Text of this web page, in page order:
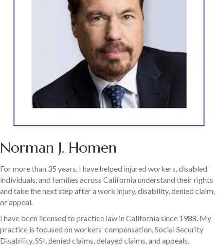
Norman J. Homen
For more than 35 years, I have helped injured workers, disabled
individuals, and families across California understand their rights
and take the next step after a work injury, disability, denied claim,
or appeal.
I have been licensed to practice law in California since 1988. My
practice is focused on workers’ compensation, Social Security
Disability, SSI, denied claims, delayed claims, and appeals.